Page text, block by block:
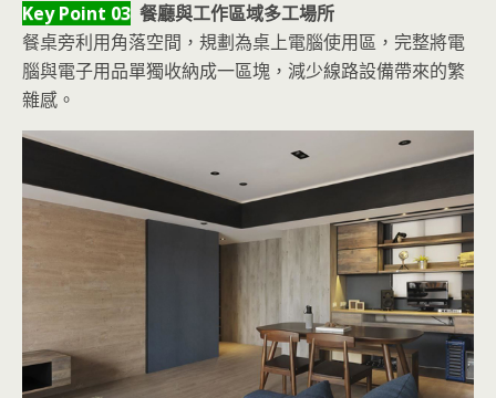
Key Point 03 餐廳與工作區域多工場所
餐桌旁利用角落空間，規劃為桌上電腦使用區，完整將電
腦與電子用品單獨收納成一區塊，減少線路設備帶來的繁
雜感。